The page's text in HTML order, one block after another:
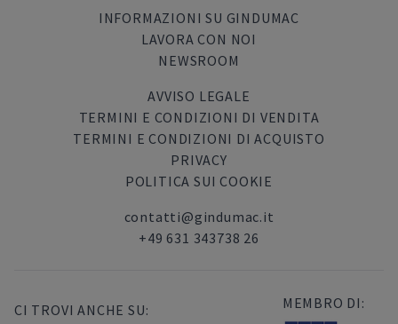
INFORMAZIONI SU GINDUMAC
LAVORA CON NOI
NEWSROOM
AVVISO LEGALE
TERMINI E CONDIZIONI DI VENDITA
TERMINI E CONDIZIONI DI ACQUISTO
PRIVACY
POLITICA SUI COOKIE
contatti@gindumac.it
+49 631 343738 26
CI TROVI ANCHE SU: MEMBRO DI: